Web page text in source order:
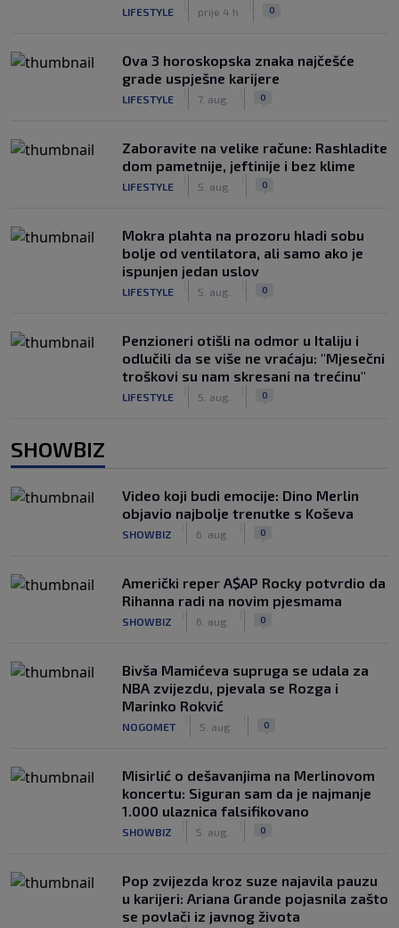
LIFESTYLE prije 4 h 0
Ova 3 horoskopska znaka najčešće
grade uspješne karijere
LIFESTYLE 7. aug. 0
Zaboravite na velike račune: Rashladite
dom pametnije, jeftinije i bez klime
LIFESTYLE 5. aug. 0
Mokra plahta na prozoru hladi sobu
bolje od ventilatora, ali samo ako je
ispunjen jedan uslov
LIFESTYLE 5. aug. 0
Penzioneri otišli na odmor u Italiju i
odlučili da se više ne vraćaju: "Mjesečni
troškovi su nam skresani na trećinu"
LIFESTYLE 5. aug. 0
SHOWBIZ
Video koji budi emocije: Dino Merlin
objavio najbolje trenutke s Koševa
SHOWBIZ 6. aug. 0
Američki reper A$AP Rocky potvrdio da
Rihanna radi na novim pjesmama
SHOWBIZ 6. aug. 0
Bivša Mamićeva supruga se udala za
NBA zvijezdu, pjevala se Rozga i
Marinko Rokvić
NOGOMET 5. aug. 0
Misirlić o dešavanjima na Merlinovom
koncertu: Siguran sam da je najmanje
1.000 ulaznica falsifikovano
SHOWBIZ 5. aug. 0
Pop zvijezda kroz suze najavila pauzu
u karijeri: Ariana Grande pojasnila zašto
se povlači iz javnog života